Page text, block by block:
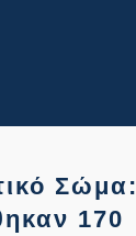
Σώμα:
170